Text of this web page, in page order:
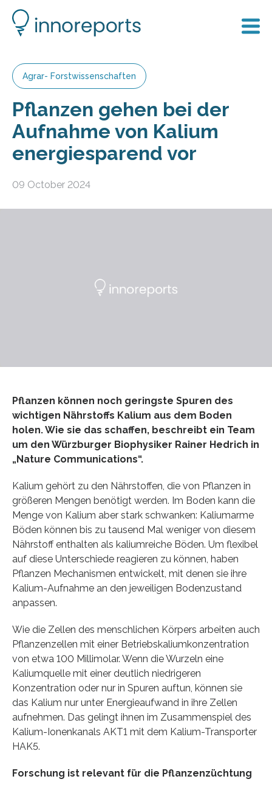
Agrar- Forstwissenschaften
Pflanzen gehen bei der
Aufnahme von Kalium
energiesparend vor
09 October 2024
Pflanzen können noch geringste Spuren des
wichtigen Nährstoffs Kalium aus dem Boden
holen. Wie sie das schaffen, beschreibt ein Team
um den Würzburger Biophysiker Rainer Hedrich in
„Nature Communications“.
Kalium gehört zu den Nährstoffen, die von Pflanzen in
größeren Mengen benötigt werden. Im Boden kann die
Menge von Kalium aber stark schwanken: Kaliumarme
Böden können bis zu tausend Mal weniger von diesem
Nährstoff enthalten als kaliumreiche Böden. Um flexibel
auf diese Unterschiede reagieren zu können, haben
Pflanzen Mechanismen entwickelt, mit denen sie ihre
Kalium-Aufnahme an den jeweiligen Bodenzustand
anpassen.
Wie die Zellen des menschlichen Körpers arbeiten auch
Pflanzenzellen mit einer Betriebskaliumkonzentration
von etwa 100 Millimolar. Wenn die Wurzeln eine
Kaliumquelle mit einer deutlich niedrigeren
Konzentration oder nur in Spuren auftun, können sie
das Kalium nur unter Energieaufwand in ihre Zellen
aufnehmen. Das gelingt ihnen im Zusammenspiel des
Kalium-Ionenkanals AKT1 mit dem Kalium-Transporter
HAK5.
Forschung ist relevant für die Pflanzenzüchtung